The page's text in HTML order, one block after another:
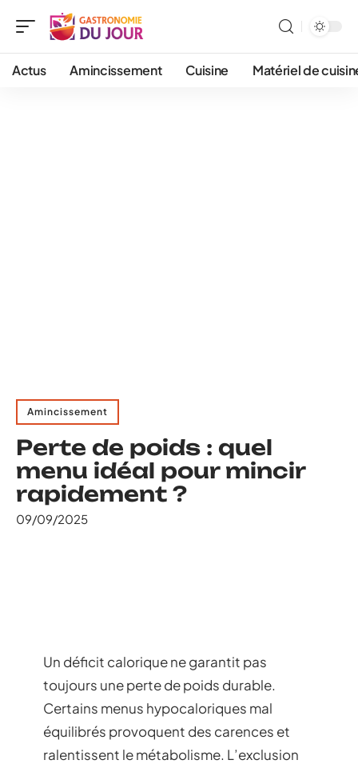
Actus Amincissement Cuisine Matériel de
Amincissement
Perte de poids : quel
menu idéal pour mincir
rapidement ?
09/09/2025
Un déficit calorique ne garantit pas
toujours une perte de poids durable.
Certains menus hypocaloriques mal
équilibrés provoquent des carences et
ralentissent le métabolisme. L’exclusion